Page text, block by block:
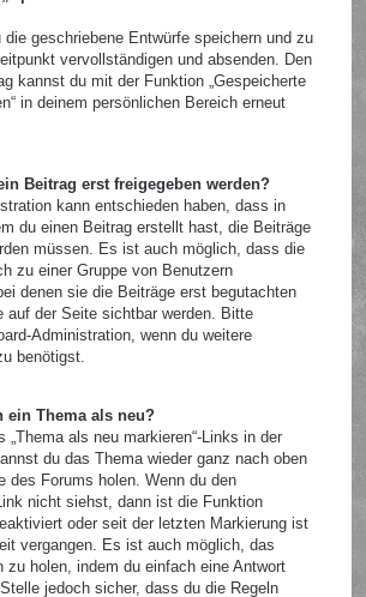
die geschriebene Entwürfe speichern und zu
vervollständigen und absenden. Den
kannst du mit der Funktion „Gespeicherte
in deinem persönlichen Bereich erneut
Beitrag erst freigegeben werden?
kann entschieden haben, dass in
du einen Beitrag erstellt hast, die Beiträge
müssen. Es ist auch möglich, dass die
zu einer Gruppe von Benutzern
denen sie die Beiträge erst begutachten
auf der Seite sichtbar werden. Bitte
Administration, wenn du weitere
benötigst.
ein Thema als neu?
„Thema als neu markieren“-Links in der
du das Thema wieder ganz nach oben
des Forums holen. Wenn du den
nicht siehst, dann ist die Funktion
oder seit der letzten Markierung ist
vergangen. Es ist auch möglich, das
zu holen, indem du einfach eine Antwort
jedoch sicher, dass du die Regeln